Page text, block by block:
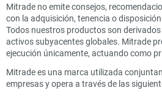
Mitrade no emite consejos,
con la adquisición, tenencia o
Todos nuestros productos son
activos subyacentes globales. Mitrade
ejecución únicamente, actuando como
Mitrade es una marca utilizada
empresas y opera a través de las